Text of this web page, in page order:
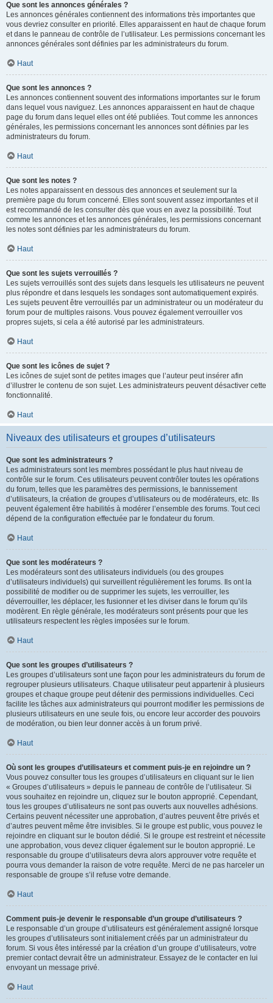
Que sont les annonces générales ?
Les annonces générales contiennent des informations très importantes que
vous devriez consulter en priorité. Elles apparaissent en haut de chaque forum
et dans le panneau de contrôle de l’utilisateur. Les permissions concernant les
annonces générales sont définies par les administrateurs du forum.
Haut
Que sont les annonces ?
Les annonces contiennent souvent des informations importantes sur le forum
dans lequel vous naviguez. Les annonces apparaissent en haut de chaque
page du forum dans lequel elles ont été publiées. Tout comme les annonces
générales, les permissions concernant les annonces sont définies par les
administrateurs du forum.
Haut
Que sont les notes ?
Les notes apparaissent en dessous des annonces et seulement sur la
première page du forum concerné. Elles sont souvent assez importantes et il
est recommandé de les consulter dès que vous en avez la possibilité. Tout
comme les annonces et les annonces générales, les permissions concernant
les notes sont définies par les administrateurs du forum.
Haut
Que sont les sujets verrouillés ?
Les sujets verrouillés sont des sujets dans lesquels les utilisateurs ne peuvent
plus répondre et dans lesquels les sondages sont automatiquement expirés.
Les sujets peuvent être verrouillés par un administrateur ou un modérateur du
forum pour de multiples raisons. Vous pouvez également verrouiller vos
propres sujets, si cela a été autorisé par les administrateurs.
Haut
Que sont les icônes de sujet ?
Les icônes de sujet sont de petites images que l’auteur peut insérer afin
d’illustrer le contenu de son sujet. Les administrateurs peuvent désactiver cette
fonctionnalité.
Haut
Niveaux des utilisateurs et groupes d’utilisateurs
Que sont les administrateurs ?
Les administrateurs sont les membres possédant le plus haut niveau de
contrôle sur le forum. Ces utilisateurs peuvent contrôler toutes les opérations
du forum, telles que les paramètres des permissions, le bannissement
d’utilisateurs, la création de groupes d’utilisateurs ou de modérateurs, etc. Ils
peuvent également être habilités à modérer l’ensemble des forums. Tout ceci
dépend de la configuration effectuée par le fondateur du forum.
Haut
Que sont les modérateurs ?
Les modérateurs sont des utilisateurs individuels (ou des groupes
d’utilisateurs individuels) qui surveillent régulièrement les forums. Ils ont la
possibilité de modifier ou de supprimer les sujets, les verrouiller, les
déverrouiller, les déplacer, les fusionner et les diviser dans le forum qu’ils
modèrent. En règle générale, les modérateurs sont présents pour que les
utilisateurs respectent les règles imposées sur le forum.
Haut
Que sont les groupes d’utilisateurs ?
Les groupes d’utilisateurs sont une façon pour les administrateurs du forum de
regrouper plusieurs utilisateurs. Chaque utilisateur peut appartenir à plusieurs
groupes et chaque groupe peut détenir des permissions individuelles. Ceci
facilite les tâches aux administrateurs qui pourront modifier les permissions de
plusieurs utilisateurs en une seule fois, ou encore leur accorder des pouvoirs
de modération, ou bien leur donner accès à un forum privé.
Haut
Où sont les groupes d’utilisateurs et comment puis-je en rejoindre un ?
Vous pouvez consulter tous les groupes d’utilisateurs en cliquant sur le lien
« Groupes d’utilisateurs » depuis le panneau de contrôle de l’utilisateur. Si
vous souhaitez en rejoindre un, cliquez sur le bouton approprié. Cependant,
tous les groupes d’utilisateurs ne sont pas ouverts aux nouvelles adhésions.
Certains peuvent nécessiter une approbation, d’autres peuvent être privés et
d’autres peuvent même être invisibles. Si le groupe est public, vous pouvez le
rejoindre en cliquant sur le bouton dédié. Si le groupe est restreint et nécessite
une approbation, vous devez cliquer également sur le bouton approprié. Le
responsable du groupe d’utilisateurs devra alors approuver votre requête et
pourra vous demander la raison de votre requête. Merci de ne pas harceler un
responsable de groupe s’il refuse votre demande.
Haut
Comment puis-je devenir le responsable d’un groupe d’utilisateurs ?
Le responsable d’un groupe d’utilisateurs est généralement assigné lorsque
les groupes d’utilisateurs sont initialement créés par un administrateur du
forum. Si vous êtes intéressé par la création d’un groupe d’utilisateurs, votre
premier contact devrait être un administrateur. Essayez de le contacter en lui
envoyant un message privé.
Haut